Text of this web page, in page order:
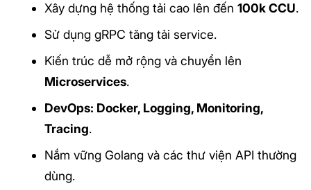
Xây dựng hệ thống tải cao lên đến 100k CCU.
Sử dụng gRPC tăng tải service.
Kiến trúc dễ mở rộng và chuyển lên
Microservices.
DevOps: Docker, Logging, Monitoring,
Tracing.
Nắm vững Golang và các thư viện API thường
dùng.